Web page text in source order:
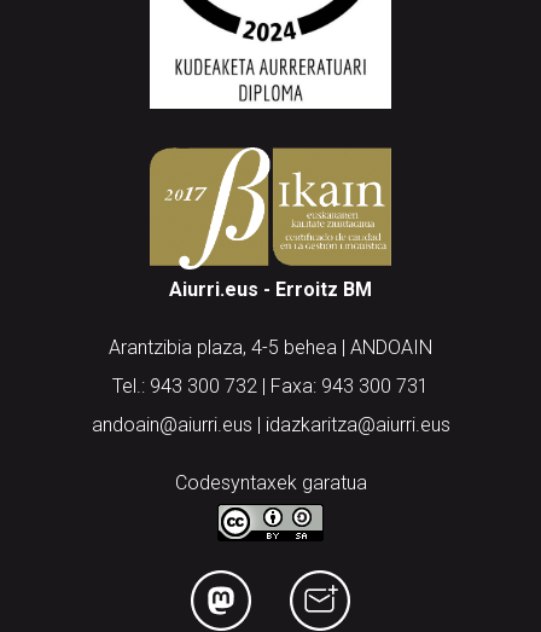
Aiurri.eus - Erroitz BM
Arantzibia plaza, 4-5 behea | ANDOAIN
Tel.: 943 300 732 | Faxa: 943 300 731
andoain@aiurri.eus | idazkaritza@aiurri.eus
Codesyntaxek garatua